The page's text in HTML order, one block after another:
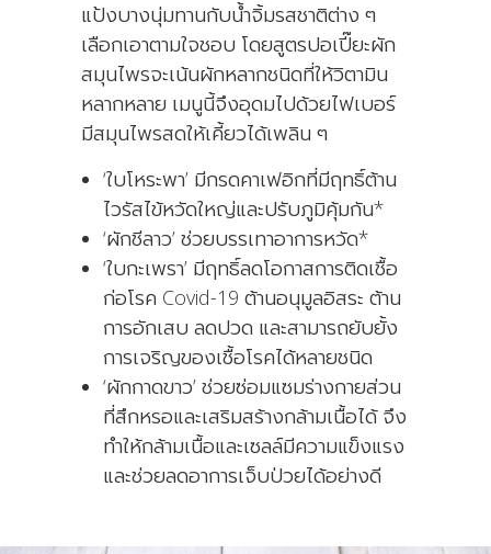
แป้งบางนุ่มทานกับน้ำจิ้มรสชาติต่าง ๆ
เลือกเอาตามใจชอบ โดยสูตรปอเปี๊ยะผัก
สมุนไพรจะเน้นผักหลากชนิดที่ให้วิตามิน
หลากหลาย เมนูนี้จึงอุดมไปด้วยไฟเบอร์
มีสมุนไพรสดให้เคี้ยวได้เพลิน ๆ
‘ใบโหระพา’ มีกรดคาเฟอิกที่มีฤทธิ์ต้าน
ไวรัสไข้หวัดใหญ่และปรับภูมิคุ้มกัน*
‘ผักชีลาว’ ช่วยบรรเทาอาการหวัด*
‘ใบกะเพรา’ มีฤทธิ์ลดโอกาสการติดเชื้อ
ก่อโรค Covid-19 ต้านอนุมูลอิสระ ต้าน
การอักเสบ ลดปวด และสามารถยับยั้ง
การเจริญของเชื้อโรคได้หลายชนิด
‘ผักกาดขาว’ ช่วยซ่อมแซมร่างกายส่วน
ที่สึกหรอและเสริมสร้างกล้ามเนื้อได้ จึง
ทำให้กล้ามเนื้อและเซลล์มีความแข็งแรง
และช่วยลดอาการเจ็บป่วยได้อย่างดี